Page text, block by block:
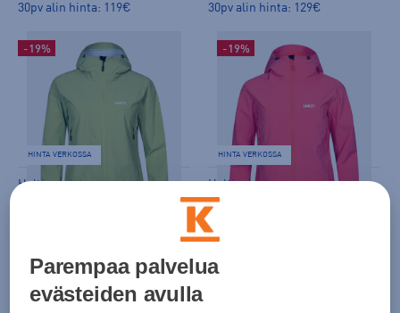
30pv alin hinta: 119€
30pv alin hinta: 129€
-19%
HINTA VERKOSSA
Halti
Pallas Evo hooded X-stretch jacket W - naisten stretch-takki
104,00 €
160€
30pv alin hinta: 129€
-19%
HINTA VERKOSSA
Halti
Parempaa palvelua
evästeiden avulla